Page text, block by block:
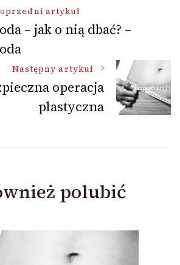
artykuł
– jak o nią dbać? –
Następny artykuł
operacja
plastyczna
polubić